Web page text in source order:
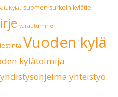
suomen surkein kylätie
varautuminen
Vuoden kylä
kylätoimija
yhdistysohjelma yhteistyö